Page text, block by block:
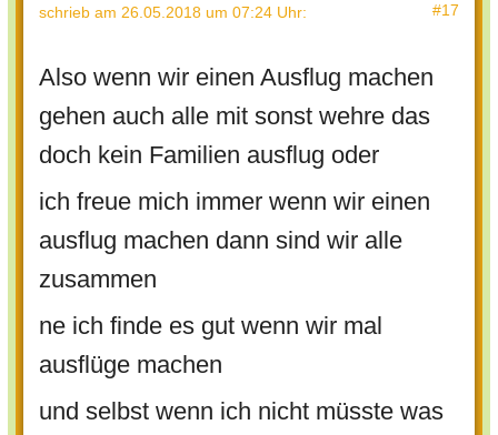
schrieb am 26.05.2018 um 07:24 Uhr: #17
Also wenn wir einen Ausflug machen
gehen auch alle mit sonst wehre das
doch kein Familien ausflug oder
ich freue mich immer wenn wir einen
ausflug machen dann sind wir alle
zusammen
ne ich finde es gut wenn wir mal
ausflüge machen
und selbst wenn ich nicht müsste was